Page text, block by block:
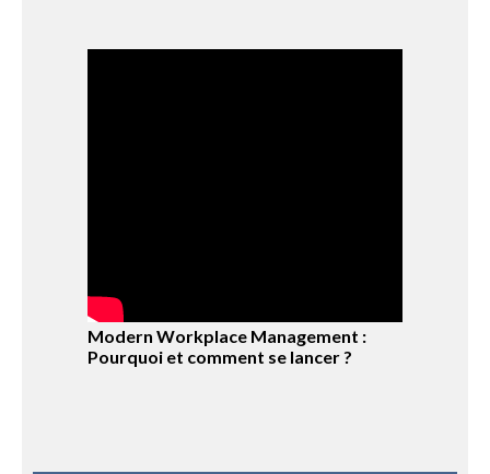
Modern Workplace Management :
Pourquoi et comment se lancer ?